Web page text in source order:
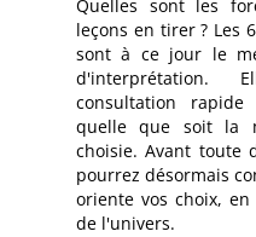
Quelles sont les
leçons en tirer ? Les
sont à ce jour le
d'interprétation.
consultation
quelle que soit la
choisie. Avant toute
pourrez désormais
oriente vos choix,
de l'univers.